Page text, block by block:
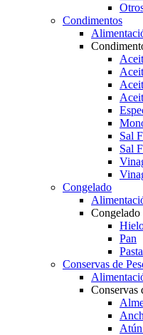
Condimentos
Sal
Sal
Congelado
Congelado
Pan
Conservas de
Conservas